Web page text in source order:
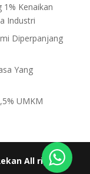
1% Kenaikan
Industri
Diperpanjang
Yang
UMKM
All rights